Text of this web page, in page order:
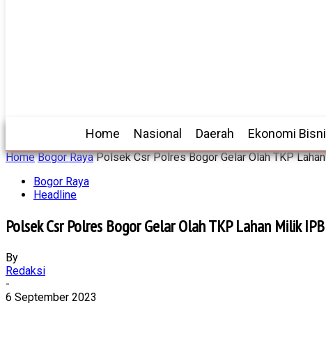
Home Nasional Daerah Ekonomi
Home Bogor Raya Polsek Csr Polres Bogor Gelar Olah TKP
Bogor Raya
Headline
Polsek Csr Polres Bogor Gelar Olah TKP Lahan Milik
By
Redaksi
-
6 September 2023